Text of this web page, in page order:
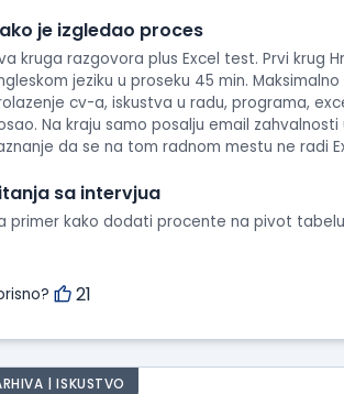
je izgledao proces
kruga razgovora plus Excel test. Prvi krug
jeziku u proseku 45 min.
cv-a, iskustva u radu, programa,
Na kraju samo posalju email
da se na tom radnom mestu ne radi
sa intervjua
primer kako dodati procente na pivot tabelu
21
| ISKUSTVO